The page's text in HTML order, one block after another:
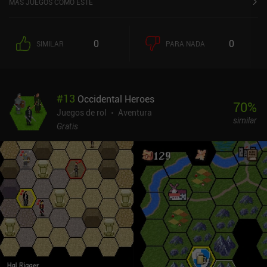
crawler, cada vez que llegamos a una nueva planta, podemos
elegir una de las tres mejoras aleatorias que duran hasta que
totalmente destructible y la posibilidad de matar NPCs, ya sea por
error o a propósito, el sistema de combate de Dread Rune se siente
diferente y único. Para bien o para mal, cada ataque y habilidad
simplemente machacar y acuchillar a los enemigos - un sistema
que hace que el combate sea más lento que la mayoría de los RPG
de acción.Desafortunadamente, los controles no son muy buenos,
y la experiencia de combate se siente torpe. El lado positivo es que
el juego recibe actualizaciones mensuales, así que hay
posibilidades de que esto se arregle en el futuro.Dread Rune se
monetiza mediante anuncios incentivados para recibir una
recompensa entre pisos, e iAPs de hasta 9,99 $ para eliminar los
anuncios y recibir al instante más de las fichas que se usan para
comprar mejoras permanentes. No hay nada bloqueado tras un
MÁS JUEGOS COMO ESTE
SIMILAR 0 PARA NADA 0
#13 Occidental Heroes
Juegos de rol
Aventura
Gratis
70%
similar